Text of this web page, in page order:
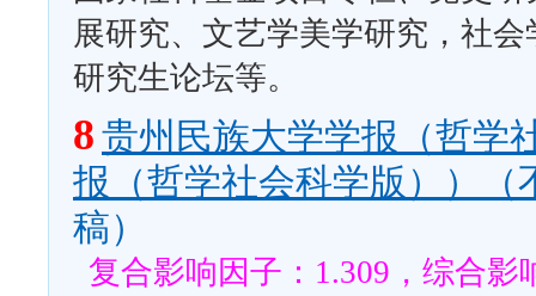
展研究、文艺学美学研究，社
研究生论坛等。
8 贵州民族大学学报（哲学
报（哲学社会科学版））（
稿）
复合影响因子：1.309，综合影